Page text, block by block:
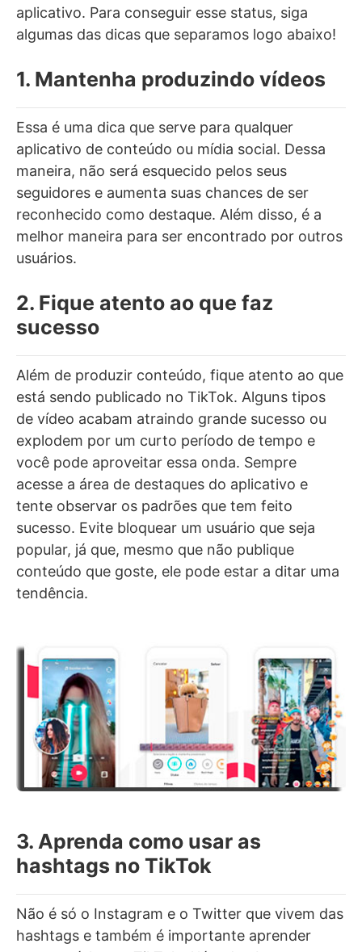
aplicativo. Para conseguir esse status, siga
algumas das dicas que separamos logo abaixo!
1. Mantenha produzindo vídeos
Essa é uma dica que serve para qualquer
aplicativo de conteúdo ou mídia social. Dessa
maneira, não será esquecido pelos seus
seguidores e aumenta suas chances de ser
reconhecido como destaque. Além disso, é a
melhor maneira para ser encontrado por outros
usuários.
2. Fique atento ao que faz
sucesso
Além de produzir conteúdo, fique atento ao que
está sendo publicado no TikTok. Alguns tipos
de vídeo acabam atraindo grande sucesso ou
explodem por um curto período de tempo e
você pode aproveitar essa onda. Sempre
acesse a área de destaques do aplicativo e
tente observar os padrões que tem feito
sucesso. Evite bloquear um usuário que seja
popular, já que, mesmo que não publique
conteúdo que goste, ele pode estar a ditar uma
tendência.
3. Aprenda como usar as
hashtags no TikTok
Não é só o Instagram e o Twitter que vivem das
hashtags e também é importante aprender